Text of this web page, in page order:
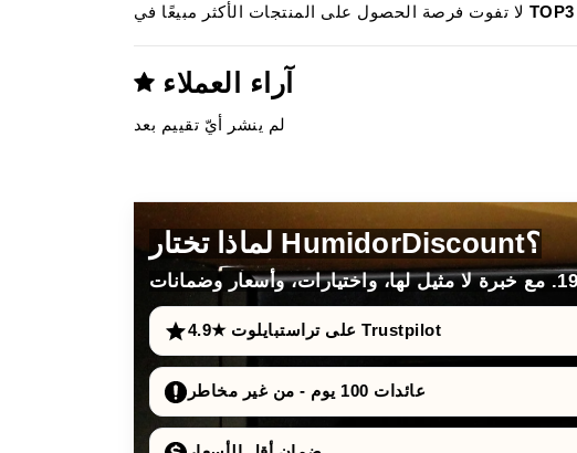
TOP3
آراء العملاء
لم ينشر أيّ تقييم بعد
لماذا تختار HumidorDiscount؟
4.9★ على تراستبايلوت Trustpilot
عائدات 100 يوم - من غير مخاطر